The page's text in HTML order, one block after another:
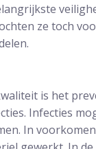
ze toch
is het
Infecties
In